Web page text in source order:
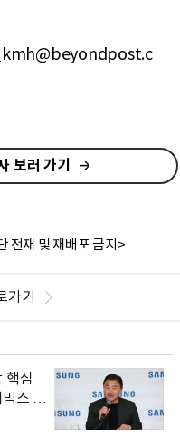
보러 가기
전재 및 재배포 금지>
가기
핵심
스 출